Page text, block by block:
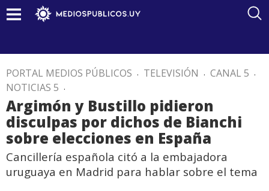
PORTAL MEDIOS PÚBLICOS . TELEVISIÓN . CANAL 5 .
NOTICIAS 5 .
Argimón y Bustillo pidieron
disculpas por dichos de Bianchi
sobre elecciones en España
Cancillería española citó a la embajadora
uruguaya en Madrid para hablar sobre el tema